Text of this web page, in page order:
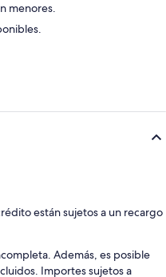
menores.
están sujetos a un recargo
Además, es posible
Importes sujetos a